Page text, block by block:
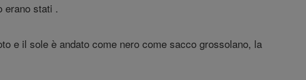
erano stati .
e il sole è andato come nero come sacco grossolano, la